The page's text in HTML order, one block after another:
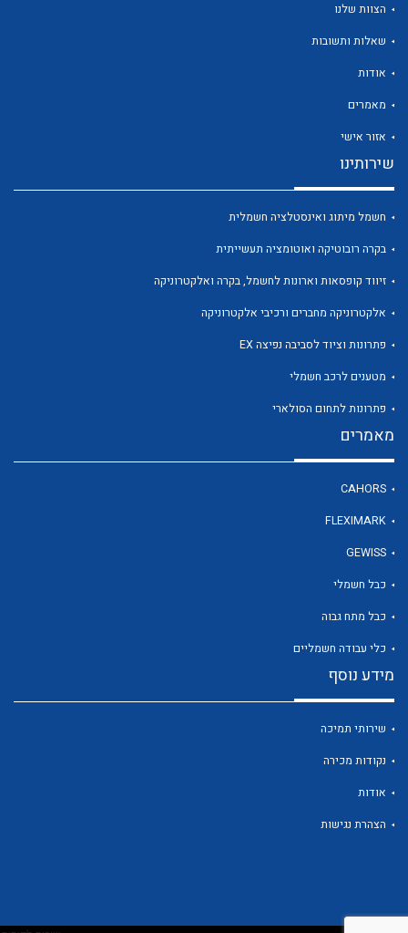
לכל מוצרי היצרן
לכל מוצרי היצרן
לכל מוצרי היצרן
לכל מוצרי היצרן
הצוות שלנו
שאלות ותשובות
אודות
מאמרים
אזור אישי
שירותינו
חשמל מיתוג ואינסטלציה חשמלית
בקרה רובוטיקה ואוטומציה תעשייתית
זיווד קופסאות וארונות לחשמל, בקרה ואלקטרוניקה
אלקטרוניקה מחברים ורכיבי אלקטרוניקה
פתרונות וציוד לסביבה נפיצה EX
מטענים לרכב חשמלי
פתרונות לתחום הסולארי
מאמרים
CAHORS
FLEXIMARK
GEWISS
כבל חשמלי
כבל מתח גבוה
כלי עבודה חשמליים
מידע נוסף
שירותי תמיכה
נקודות מכירה
אודות
הצהרת נגישות